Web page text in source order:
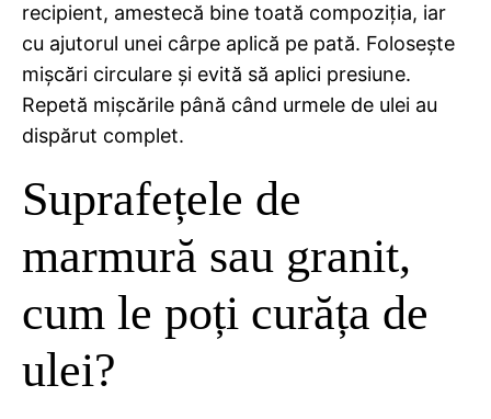
recipient, amestecă bine toată compoziția, iar
cu ajutorul unei cârpe aplică pe pată. Folosește
mișcări circulare și evită să aplici presiune.
Repetă mișcările până când urmele de ulei au
dispărut complet.
Suprafețele de
marmură sau granit,
cum le poți curăța de
ulei?